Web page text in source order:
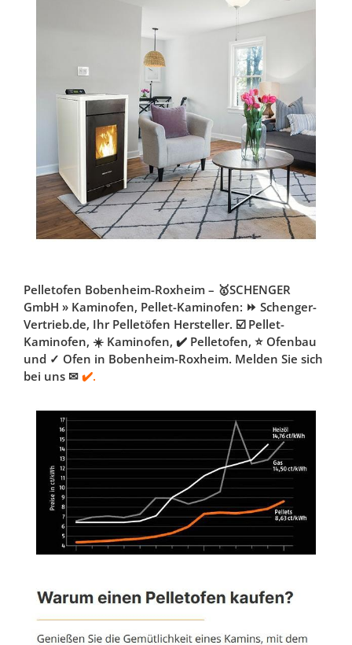
Pelletofen Bobenheim-Roxheim – 🥇SCHENGER
GmbH » Kaminofen, Pellet-Kaminofen: ⏩ Schenger-
Vertrieb.de, Ihr Pelletöfen Hersteller. ☑️ Pellet-
Kaminofen, ☀️ Kaminofen, ✔️ Pelletofen, ⭐ Ofenbau
und ✓ Ofen in Bobenheim-Roxheim. Melden Sie sich
bei uns ✉ ✔️.